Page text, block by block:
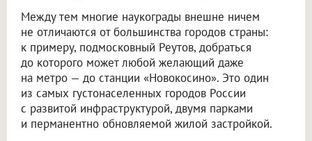
Между тем многие наукограды внешне ничем
не отличаются от большинства городов страны:
к примеру, подмосковный Реутов, добраться
до которого может любой желающий даже
на метро — до станции «Новокосино». Это один
из самых густонаселенных городов России
с развитой инфраструктурой, двумя парками
и перманентно обновляемой жилой застройкой.